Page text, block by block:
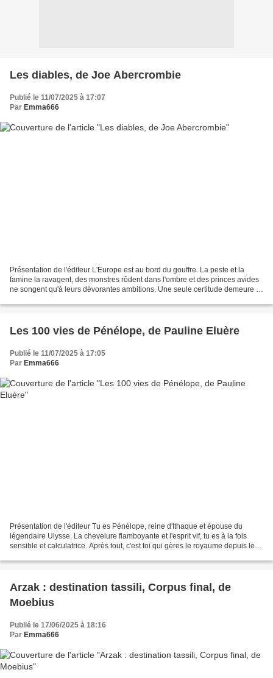
Les diables, de Joe Abercrombie
Publié le 11/07/2025 à 17:07
Par Emma666
Présentation de l'éditeur L'Europe est au bord du gouffre. La peste et la
famine la ravagent, des monstres rôdent dans l'ombre et des princes avides
ne songent qu'à leurs dévorantes ambitions. Une seule certitude demeure :
Les 100 vies de Pénélope, de Pauline Eluère
Publié le 11/07/2025 à 17:05
Par Emma666
Présentation de l'éditeur Tu es Pénélope, reine d'Ithaque et épouse du
légendaire Ulysse. La chevelure flamboyante et l'esprit vif, tu es à la fois
sensible et calculatrice. Après tout, c'est toi qui gères le royaume depuis le
Arzak : destination tassili, Corpus final, de
Moebius
Publié le 17/06/2025 à 18:16
Par Emma666